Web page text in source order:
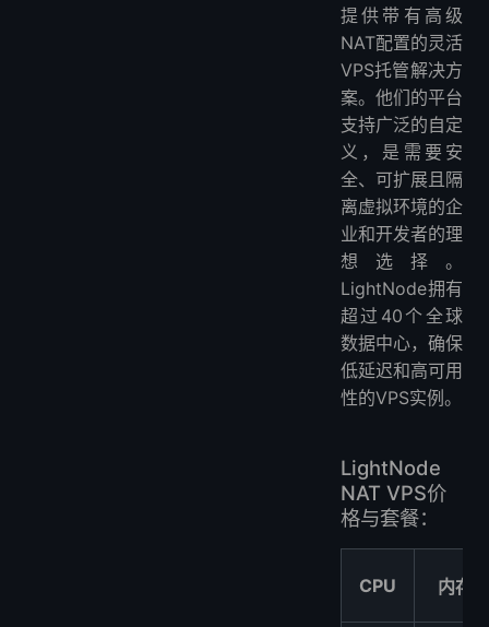
提供带有高级
NAT配置的灵活
VPS托管解决方
案。他们的平台
支持广泛的自定
义，是需要安
全、可扩展且隔
离虚拟环境的企
业和开发者的理
想选择。
LightNode拥有
超过40个全球
数据中心，确保
低延迟和高可用
性的VPS实例。
LightNode
NAT VPS价
格与套餐：
CPU 内存